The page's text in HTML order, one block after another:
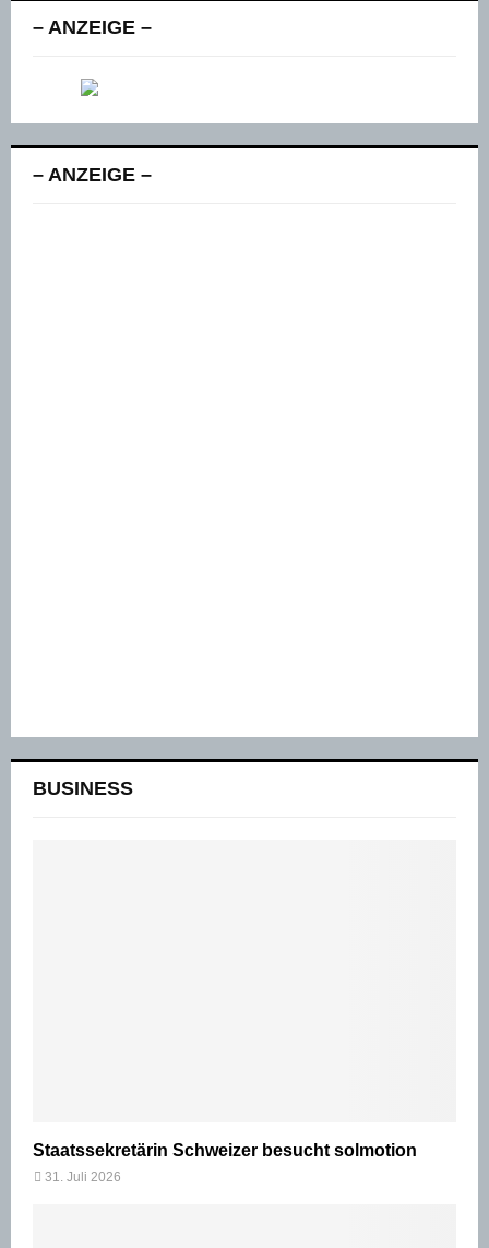
– ANZEIGE –
– ANZEIGE –
BUSINESS
Staatssekretärin Schweizer besucht solmotion
31. Juli 2026